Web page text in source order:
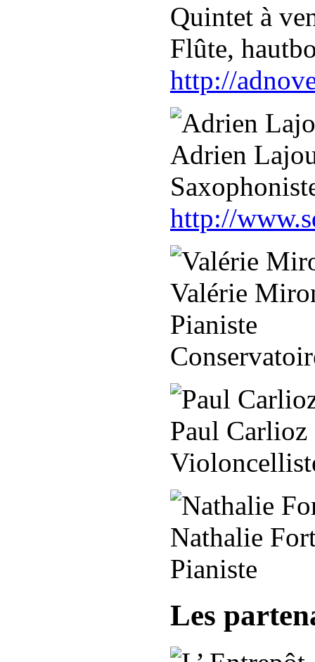
Quintet à
Flûte,
http://
Adrien
http://
Valérie
Pianiste
Paul Carlioz
Nathalie
Pianiste
Les